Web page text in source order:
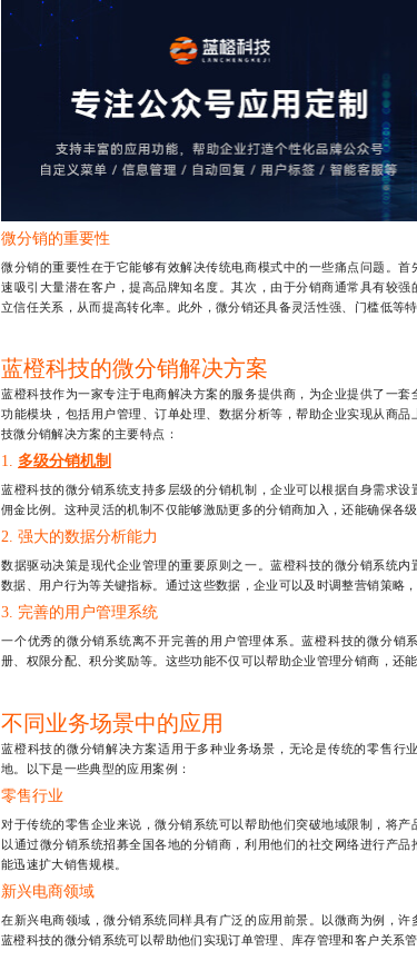
微分销的重要性
微分销的重要性在于它能够有效解决传统电商模式中的一些痛点问题。
速吸引大量潜在客户，提高品牌知名度。其次，由于分销商通常具有较
立信任关系，从而提高转化率。此外，微分销还具备灵活性强、门槛低等
蓝橙科技的微分销解决方案
蓝橙科技作为一家专注于电商解决方案的服务提供商，为企业提供了一套
功能模块，包括用户管理、订单处理、数据分析等，帮助企业实现从商
技微分销解决方案的主要特点：
1. 多级分销机制
蓝橙科技的微分销系统支持多层级的分销机制，企业可以根据自身需求
佣金比例。这种灵活的机制不仅能够激励更多的分销商加入，还能确保各
2. 强大的数据分析能力
数据驱动决策是现代企业管理的重要原则之一。蓝橙科技的微分销系统内
数据、用户行为等关键指标。通过这些数据，企业可以及时调整营销策略
3. 完善的用户管理系统
一个优秀的微分销系统离不开完善的用户管理体系。蓝橙科技的微分销
册、权限分配、积分奖励等。这些功能不仅可以帮助企业管理分销商，还
不同业务场景中的应用
蓝橙科技的微分销解决方案适用于多种业务场景，无论是传统的零售行
地。以下是一些典型的应用案例：
零售行业
对于传统的零售企业来说，微分销系统可以帮助他们突破地域限制，将
以通过微分销系统招募全国各地的分销商，利用他们的社交网络进行产
能迅速扩大销售规模。
新兴电商领域
在新兴电商领域，微分销系统同样具有广泛的应用前景。以微商为例，许
蓝橙科技的微分销系统可以帮助他们实现订单管理、库存管理和客户关系